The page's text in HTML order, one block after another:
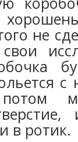
не
в ротик.